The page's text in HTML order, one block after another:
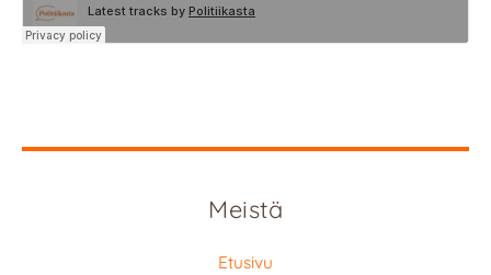
Meistä
Etusivu